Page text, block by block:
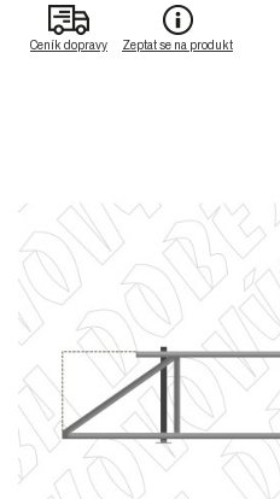
Ceník dopravy Zeptat se na produkt